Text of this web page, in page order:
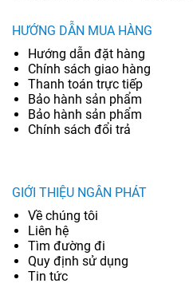
HƯỚNG DẪN MUA HÀNG
Hướng dẫn đặt hàng
Chính sách giao hàng
Thanh toán trực tiếp
Bảo hành sản phẩm
Bảo hành sản phẩm
Chính sách đổi trả
GIỚI THIỆU NGÂN PHÁT
Về chúng tôi
Liên hệ
Tìm đường đi
Quy định sử dụng
Tin tức